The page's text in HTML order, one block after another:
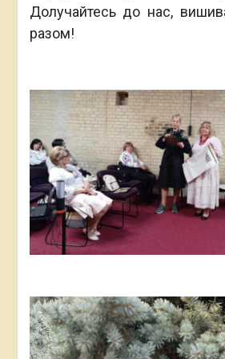
Долучайтесь до нас,
разом!